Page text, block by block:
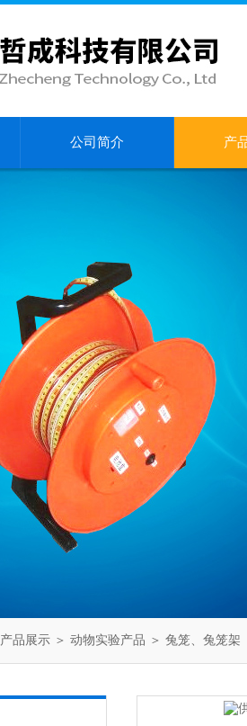
公司简介 产
产品展示 ＞ 动物实验产品 ＞ 兔笼、兔笼架